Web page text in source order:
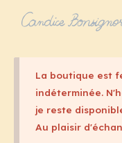
La boutique est
indéterminée.
je reste
Au plaisir